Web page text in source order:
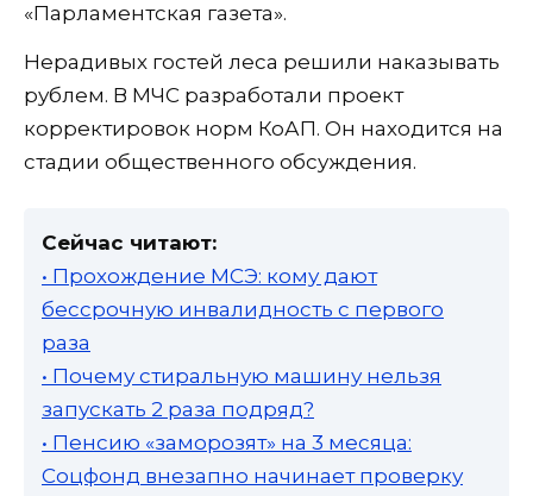
«Парламентская газета».
Нерадивых гостей леса решили наказывать
рублем. В МЧС разработали проект
корректировок норм КоАП. Он находится на
стадии общественного обсуждения.
Сейчас читают:
• Прохождение МСЭ: кому дают
бессрочную инвалидность с первого
раза
• Почему стиральную машину нельзя
запускать 2 раза подряд?
• Пенсию «заморозят» на 3 месяца:
Соцфонд внезапно начинает проверку